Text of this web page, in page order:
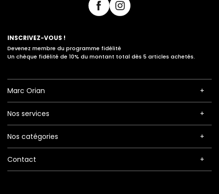
INSCRIVEZ-VOUS !
Devenez membre du programme fidélité
Un chèque fidélité de 10% du montant total dès 5 articles achetés.
Marc Orian
Nos services
Nos catégories
Contact